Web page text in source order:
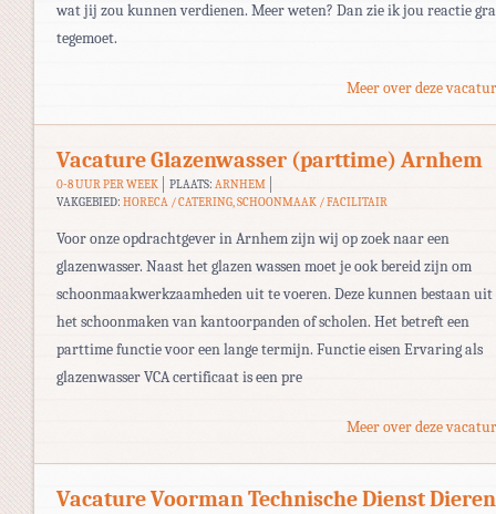
wat jij zou kunnen verdienen. Meer weten? Dan zie ik jou reactie
tegemoet.
Meer over deze
Vacature Glazenwasser (parttime) Arnhem
0-8 UUR PER WEEK PLAATS: ARNHEM
VAKGEBIED: HORECA / CATERING, SCHOONMAAK / FACILITAIR
Voor onze opdrachtgever in Arnhem zijn wij op zoek naar een
glazenwasser. Naast het glazen wassen moet je ook bereid zijn om
schoonmaakwerkzaamheden uit te voeren. Deze kunnen bestaan uit
het schoonmaken van kantoorpanden of scholen. Het betreft een
parttime functie voor een lange termijn. Functie eisen Ervaring als
glazenwasser VCA certificaat is een pre
Meer over deze
Vacature Voorman Technische Dienst Dieren